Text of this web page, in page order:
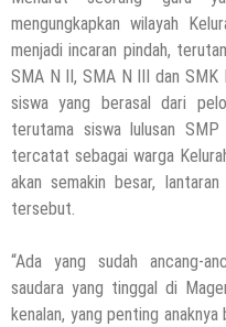
mengungkapkan wilayah
menjadi incaran pindah,
SMA N II, SMA N III dan SMK
siswa yang berasal dari
terutama siswa lulusan
tercatat sebagai warga
akan semakin besar,
tersebut.
“Ada yang sudah ancang-
saudara yang tinggal di
kenalan, yang penting